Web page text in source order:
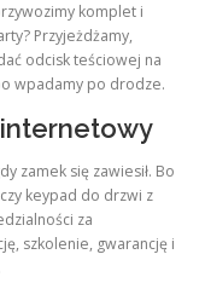
komplet i
Przyjeżdżamy,
odcisk teściowej na
wpadamy po drodze.
zamek się zawiesił. Bo
keypad do drzwi z
za
szkolenie, gwarancję i